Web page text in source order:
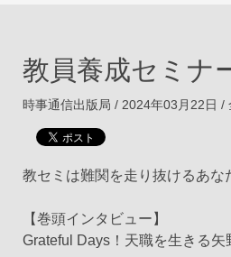
教員養成セミナ
時事通信出版局 / 2024年03月22日 /
教セミは難関を走り抜けるあな
【巻頭インタビュー】
Grateful Days！天職を生きる矢